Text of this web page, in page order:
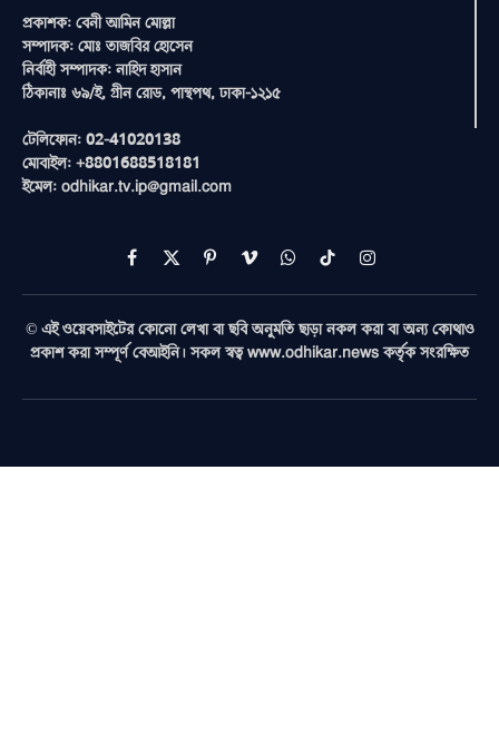
প্রকাশক: বেনী আমিন মোল্লা
সম্পাদক: মোঃ তাজবির হোসেন
নির্বাহী সম্পাদক: নাহিদ হাসান
ঠিকানাঃ ৬৯/ই, গ্রীন রোড, পান্থপথ, ঢাকা-১২১৫
টেলিফোন: 02-41020138
মোবাইল: +8801688518181
ইমেল: odhikar.tv.ip@gmail.com
Facebook
X
(Twitter)
PinterestVimeoWhatsAppTikTokInstagram
© এই ওয়েবসাইটের কোনো লেখা বা ছবি অনুমতি ছাড়া নকল করা বা অন্য কোথাও
প্রকাশ করা সম্পূর্ণ বেআইনি। সকল স্বত্ব www.odhikar.news কর্তৃক সংরক্ষিত